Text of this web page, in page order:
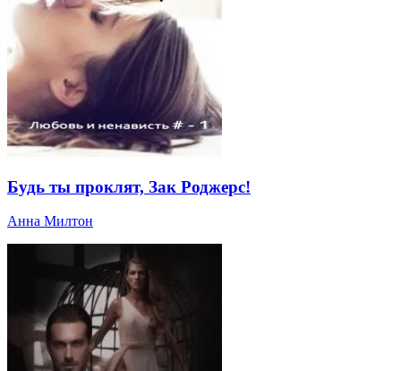
Будь ты проклят, Зак Роджерс!
Анна Милтон